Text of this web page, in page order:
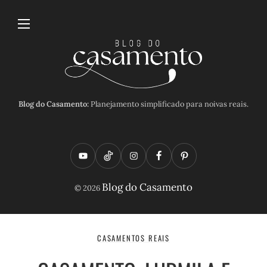
Blog do Casamento:Planejamento simplificado para noivas reais.
Y
o
t
T
i
t
o
I
n
t
a
F
a
e
b
P
i
t
© 2026 Blog do Casamento
CASAMENTOS REAIS